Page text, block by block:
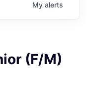
My alerts
(F/M)